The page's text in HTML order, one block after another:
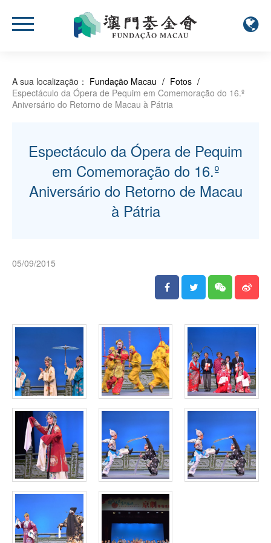
A sua localização： Fundação Macau / Fotos /
Espectáculo da Ópera de Pequim em Comemoração do 16.º
Aniversário do Retorno de Macau à Pátria
Espectáculo da Ópera de Pequim
em Comemoração do 16.º
Aniversário do Retorno de Macau
à Pátria
05/09/2015